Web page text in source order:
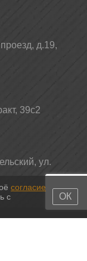
д.19,
39с2
ул.
согласие
с
ОК